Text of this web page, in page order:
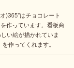
)365”はチョコレート
作っています。看板商
い絵が描かれていま
作ってくれます。